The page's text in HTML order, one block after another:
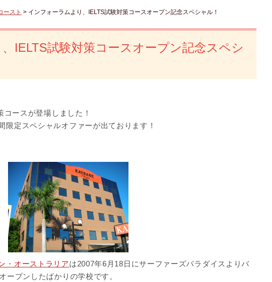
ースト > インフォーラムより、IELTS試験対策コースオープン記念スペシャル！
IELTS試験対策コースオープン記念スペシ
ースが登場しました！
限定スペシャルオファーが出ております！
・オーストラリアは2007年6月18日にサーファーズパラダイスよりバ
ープンしたばかりの学校です。